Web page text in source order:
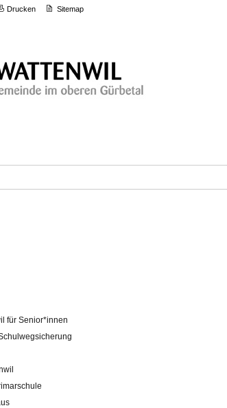
Drucken Sitemap
für Senior*innen